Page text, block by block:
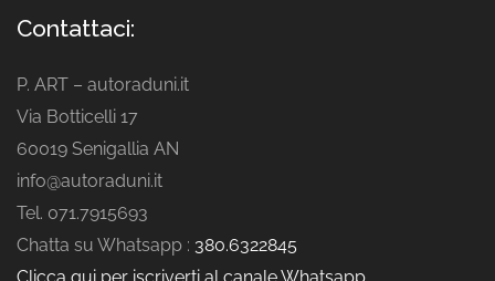
Contattaci:
P. ART – autoraduni.it
Via Botticelli 17
60019 Senigallia AN
info@autoraduni.it
Tel. 071.7915693
Chatta su Whatsapp : 380.6322845